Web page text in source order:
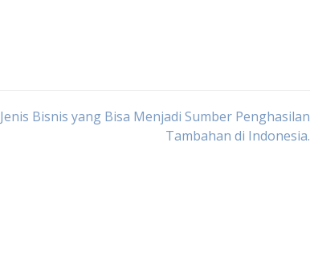
Jenis Bisnis yang Bisa Menjadi Sumber Penghasilan
Tambahan di Indonesia.